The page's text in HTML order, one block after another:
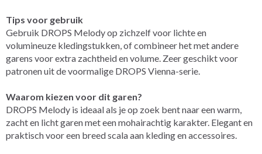
Tips voor gebruik
Gebruik DROPS Melody op zichzelf voor lichte en
volumineuze kledingstukken, of combineer het met andere
garens voor extra zachtheid en volume. Zeer geschikt voor
patronen uit de voormalige DROPS Vienna-serie.
Waarom kiezen voor dit garen?
DROPS Melody is ideaal als je op zoek bent naar een warm,
zacht en licht garen met een mohairachtig karakter. Elegant en
praktisch voor een breed scala aan kleding en accessoires.